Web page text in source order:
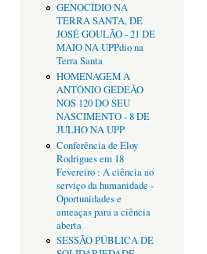
GENOCÍDIO NA
TERRA SANTA, DE
JOSÉ GOULÃO - 21 DE
MAIO NA UPPdio na
Terra Santa
HOMENAGEM A
ANTÓNIO GEDEÃO
NOS 120 DO SEU
NASCIMENTO - 8 DE
JULHO NA UPP
Conferência de Eloy
Rodrigues em 18
Fevereiro : A ciência ao
serviço da humanidade -
Oportunidades e
ameaças para a ciência
aberta
SESSÃO PÚBLICA DE